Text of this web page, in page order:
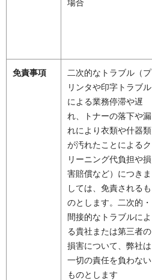
場合
免責事項
二次的なトラブル（プ
リンタや印字トラブル
による業務停滞や遅
れ、トナーの落下や漏
れにより衣類や什器類
が汚れたことによるク
リーニング代負担や損
害賠償など）につきま
しては、免責されるも
のとします。二次的・
間接的なトラブルによ
る貴社または第三者の
損害について、弊社は
一切の責任を負わない
ものとします